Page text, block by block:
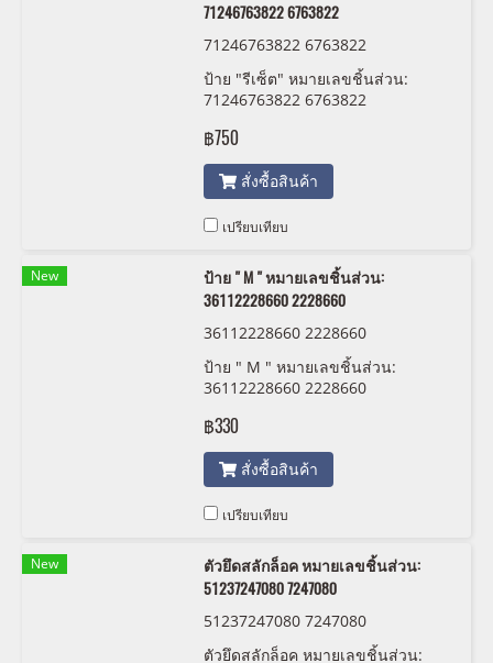
71246763822 6763822
71246763822 6763822
ป้าย "รีเซ็ต" หมายเลขชิ้นส่วน:
71246763822 6763822
฿750
สั่งซื้อสินค้า
เปรียบเทียบ
New
ป้าย " M " หมายเลขชิ้นส่วน:
36112228660 2228660
36112228660 2228660
ป้าย " M " หมายเลขชิ้นส่วน:
36112228660 2228660
฿330
สั่งซื้อสินค้า
เปรียบเทียบ
New
ตัวยึดสลักล็อค หมายเลขชิ้นส่วน:
51237247080 7247080
51237247080 7247080
ตัวยึดสลักล็อค หมายเลขชิ้นส่วน: